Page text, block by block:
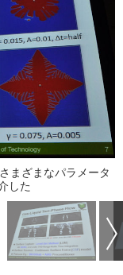
まざまなパラメータ
した